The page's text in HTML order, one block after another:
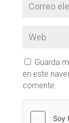
Guarda
en este
comente.